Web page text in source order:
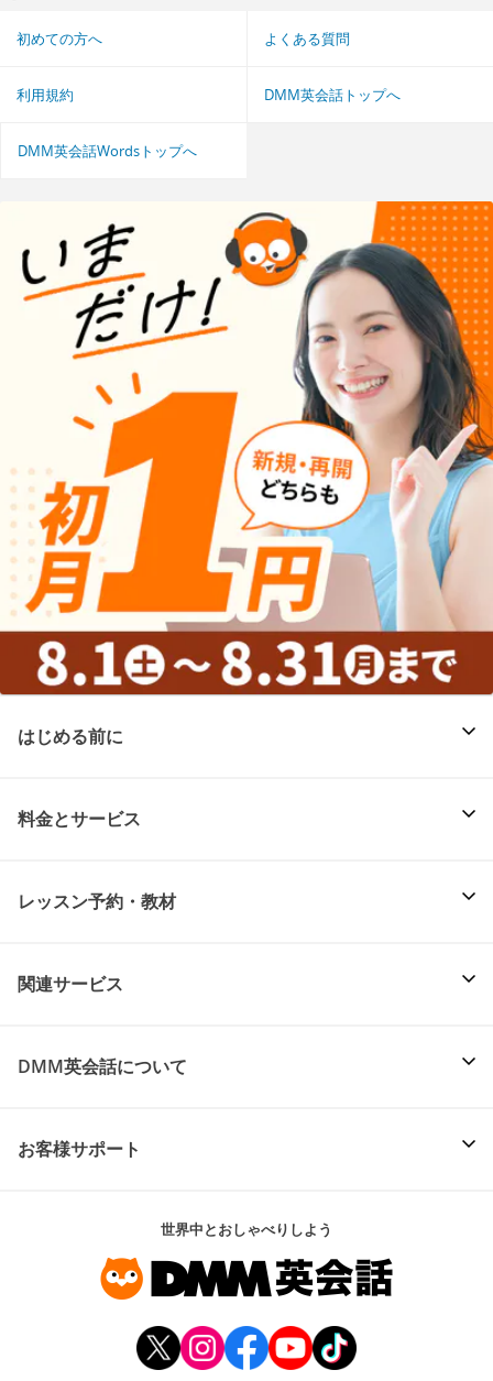
初めての方へ よくある質問
利用規約 DMM英会話トップへ
DMM英会話Wordsトップへ
はじめる前に
料金とサービス
レッスン予約・教材
関連サービス
DMM英会話について
お客様サポート
世界中とおしゃべりしよう